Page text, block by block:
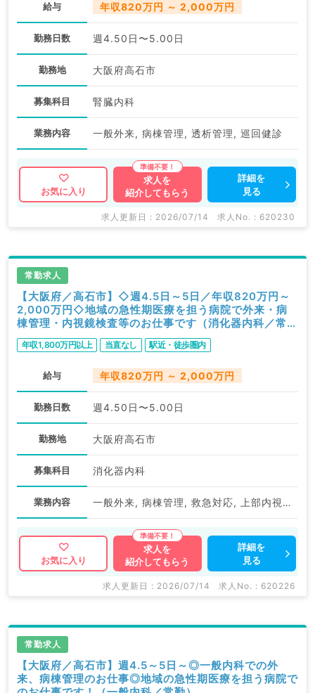
給与 年収820万円 ～ 2,000万円
勤務日数 週4.50日〜5.00日
勤務地 大阪府高石市
募集科目 腎臓内科
業務内容 一般外来, 病棟管理, 透析管理, 巡回健診
お気に入り
求人を
紹介してもらう
詳細を
見る
求人更新日 : 2026/07/14 求人No. : 620230
常勤求人
【大阪府／高石市】◇週4.5日～5日／年収820万円～
2,000万円◇地域の急性期医療を担う病院で外来・病
棟管理・内視鏡検査等のお仕事です（消化器内科／常
勤）
年収1,800万円以上 当直なし 駅近・徒歩圏内
給与 年収820万円 ～ 2,000万円
勤務日数 週4.50日〜5.00日
勤務地 大阪府高石市
募集科目 消化器内科
業務内容 一般外来, 病棟管理, 救急対応, 上部内視鏡検査（ＧＦ）, 下部内視鏡検査（ＣＦ）, 内視鏡治療（ESD・ERCP等）
お気に入り
求人を
紹介してもらう
詳細を
見る
求人更新日 : 2026/07/14 求人No. : 620226
常勤求人
【大阪府／高石市】週4.5～5日～◎一般内科での外
来、病棟管理のお仕事◎地域の急性期医療を担う病院で